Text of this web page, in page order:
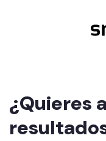
¿Quieres